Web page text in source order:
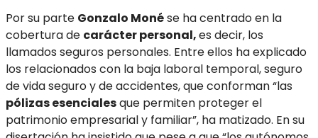
Por su parte Gonzalo Monése ha centrado en la
cobertura de carácter personal,es decir, los
llamados seguros personales. Entre ellos ha explicado
los relacionados con la baja laboral temporal, seguro
de vida seguro y de accidentes, que conforman “las
pólizas esencialesque permiten proteger el
patrimonio empresarial y familiar”, ha matizado. En su